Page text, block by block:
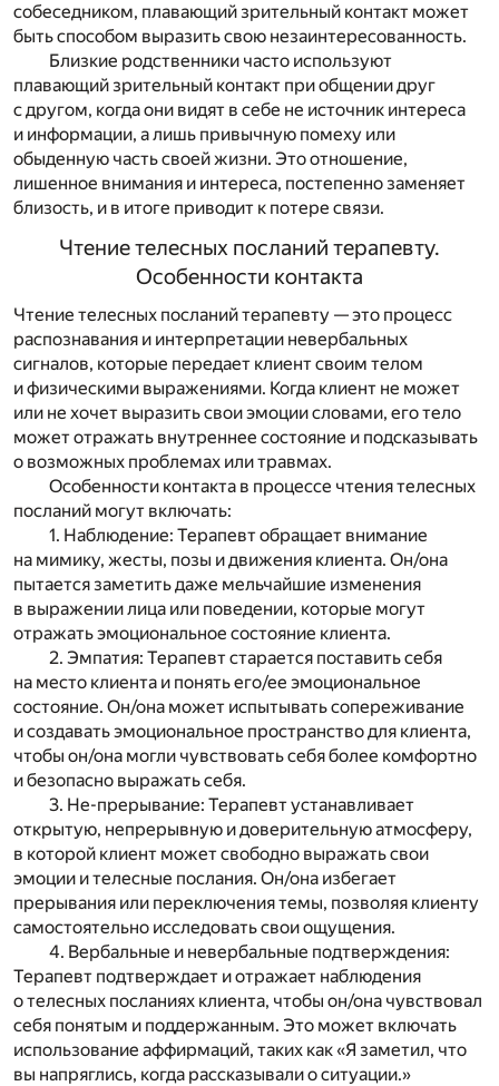
собеседником, плавающий зрительный контакт может
быть способом выразить свою незаинтересованность.
Близкие родственники часто используют
плавающий зрительный контакт при общении друг
с другом, когда они видят в себе не источник интереса
и информации, а лишь привычную помеху или
обыденную часть своей жизни. Это отношение,
лишенное внимания и интереса, постепенно заменяет
близость, и в итоге приводит к потере связи.
Чтение телесных посланий терапевту.
Особенности контакта
Чтение телесных посланий терапевту — это процесс
распознавания и интерпретации невербальных
сигналов, которые передает клиент своим телом
и физическими выражениями. Когда клиент не может
или не хочет выразить свои эмоции словами, его тело
может отражать внутреннее состояние и подсказывать
о возможных проблемах или травмах.
Особенности контакта в процессе чтения телесных
посланий могут включать:
1. Наблюдение: Терапевт обращает внимание
на мимику, жесты, позы и движения клиента. Он/она
пытается заметить даже мельчайшие изменения
в выражении лица или поведении, которые могут
отражать эмоциональное состояние клиента.
2. Эмпатия: Терапевт старается поставить себя
на место клиента и понять его/ее эмоциональное
состояние. Он/она может испытывать сопереживание
и создавать эмоциональное пространство для клиента,
чтобы он/она могли чувствовать себя более комфортно
и безопасно выражать себя.
3. Не-прерывание: Терапевт устанавливает
открытую, непрерывную и доверительную атмосферу,
в которой клиент может свободно выражать свои
эмоции и телесные послания. Он/она избегает
прерывания или переключения темы, позволяя клиенту
самостоятельно исследовать свои ощущения.
4. Вербальные и невербальные подтверждения:
Терапевт подтверждает и отражает наблюдения
о телесных посланиях клиента, чтобы он/она чувствовал
себя понятым и поддержанным. Это может включать
использование аффирмаций, таких как «Я заметил, что
вы напряглись, когда рассказывали о ситуации.»